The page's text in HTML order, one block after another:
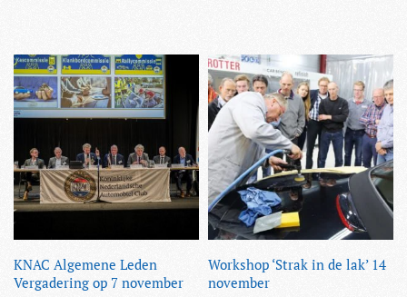
KNAC Algemene Leden
Vergadering op 7 november
Workshop ‘Strak in de lak’ 14
november